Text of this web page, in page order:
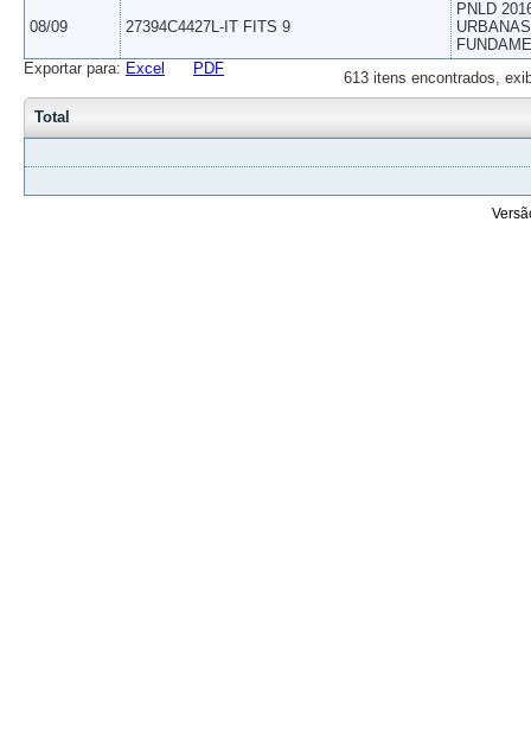
08/09 27394C4427L-IT FITS 9
PNLD
613 itens encontrados,
Exportar para: Excel PDF
Total